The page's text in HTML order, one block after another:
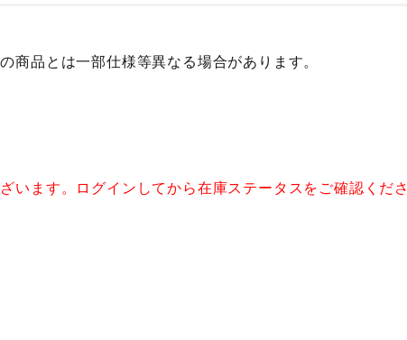
商品とは一部仕様等異なる場合があります。
います。ログインしてから在庫ステータスをご確認くださ